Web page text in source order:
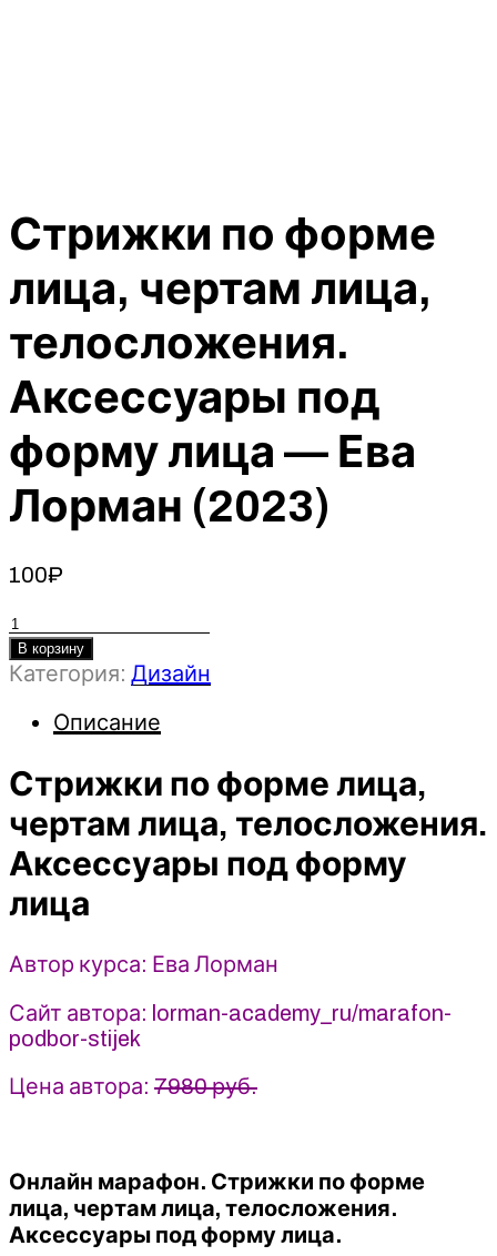
Стрижки по форме
лица, чертам лица,
телосложения.
Аксессуары под
форму лица — Ева
Лорман (2023)
100₽
Количество
товара
Стрижки
форме
чертам
лица,
телосложения.
Аксессуары
форму
-
Лорман
(2023)
В корзину
Категория: Дизайн
Описание
Стрижки по форме лица,
чертам лица, телосложения.
Аксессуары под форму
лица
Автор курса: Ева Лорман
Сайт автора: lorman-academy_ru/marafon-
podbor-stijek
Цена автора: 7980 руб.
Онлайн марафон. Стрижки по форме
лица, чертам лица, телосложения.
Аксессуары под форму лица.